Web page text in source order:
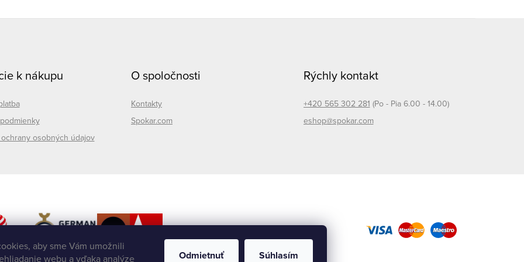
aby sme Vám umožnili
webu a vďaka analýze
Odmietnuť Súhlasím
k nákupu
osobných údajov
O spoločnosti
Kontakty
Spokar.com
Rýchly kontakt
+420 565 302 281 (Po - Pia 6.00 - 14.00)
eshop@spokar.com